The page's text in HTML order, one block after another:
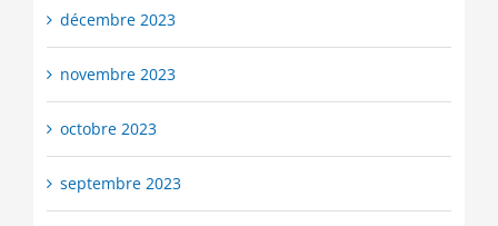
décembre 2023
novembre 2023
octobre 2023
septembre 2023